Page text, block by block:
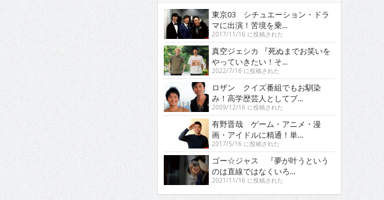
東京03 シチュエーション・ドラ
マに出演！苦境を乗...
2017/11/16 に投稿された
真空ジェシカ 『死ぬまでお笑いを
やっていきたい！そ...
2022/7/16 に投稿された
ロザン クイズ番組でもお馴染
み！高学歴芸人としてブ...
2009/12/16 に投稿された
有野晋哉 ゲーム・アニメ・漫
画・アイドルに精通！単...
2017/5/16 に投稿された
ゴー☆ジャス 『夢が叶うという
のは直線ではなくいろ...
2021/11/16 に投稿された